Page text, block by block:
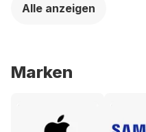
Alle anzeigen
Marken